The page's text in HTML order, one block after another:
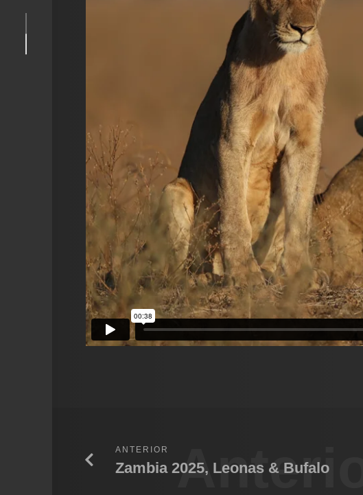
Anterior
ANTERIOR
Zambia 2025, Leonas & Bufalo